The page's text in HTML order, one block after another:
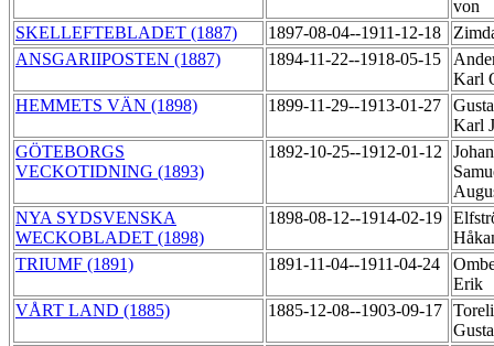
von
SKELLEFTEBLADET (1887)
1897-08-04--1911-12-18
ANSGARIIPOSTEN (1887)
1894-11-22--1918-05-15
Karl
HEMMETS VÄN (1898)
1899-11-29--1913-01-27
Karl
GÖTEBORGS
VECKOTIDNING (1893)
1892-10-25--1912-01-12
NYA SYDSVENSKA
WECKOBLADET (1898)
1898-08-12--1914-02-19
TRIUMF (1891)
1891-11-04--1911-04-24
Erik
VÅRT LAND (1885)
1885-12-08--1903-09-17